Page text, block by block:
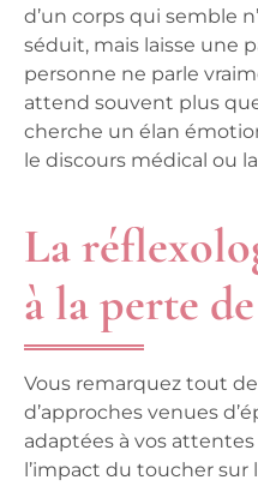
d’un corps qui semble
séduit, mais laisse une
personne ne parle
attend souvent plus
cherche un élan
le discours médical ou
La
à la perte
Vous remarquez tout
d’approches venues
adaptées à vos
l’impact du toucher sur